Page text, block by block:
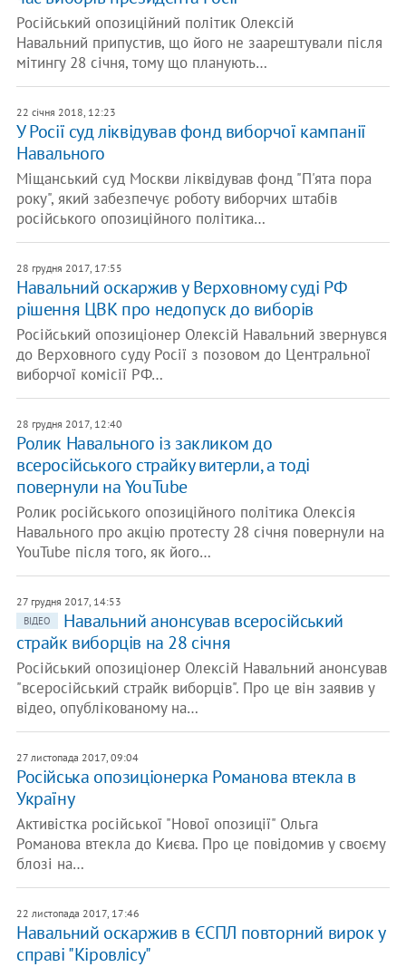
Російський опозиційний політик Олексій
Навальний припустив, що його не заарештували після
мітингу 28 січня, тому що планують…
22 січня 2018, 12:23
У Росії суд ліквідував фонд виборчої кампанії
Навального
Міщанський суд Москви ліквідував фонд "П'ята пора
року", який забезпечує роботу виборчих штабів
російського опозиційного політика…
28 грудня 2017, 17:55
Навальний оскаржив у Верховному суді РФ
рішення ЦВК про недопуск до виборів
Російський опозиціонер Олексій Навальний звернувся
до Верховного суду Росії з позовом до Центральної
виборчої комісії РФ…
28 грудня 2017, 12:40
Ролик Навального із закликом до
всеросійського страйку витерли, а тоді
повернули на YouTube
Ролик російського опозиційного політика Олексія
Навального про акцію протесту 28 січня повернули на
YouTube після того, як його…
27 грудня 2017, 14:53
ВІДЕО
Навальний анонсував всеросійський
страйк виборців на 28 січня
Російський опозиціонер Олексій Навальний анонсував
"всеросійський страйк виборців". Про це він заявив у
відео, опублікованому на…
27 листопада 2017, 09:04
Російська опозиціонерка Романова втекла в
Україну
Активістка російської "Нової опозиції" Ольга
Романова втекла до Києва. Про це повідомив у своєму
блозі на…
22 листопада 2017, 17:46
Навальний оскаржив в ЄСПЛ повторний вирок у
справі "Кіровлісу"